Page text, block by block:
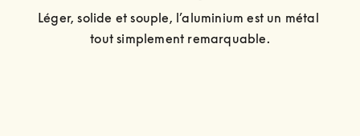
Léger, solide et souple, l’aluminium est un métal
tout simplement remarquable.